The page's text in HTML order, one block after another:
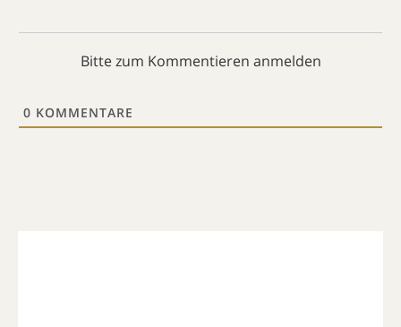
Bitte zum Kommentieren anmelden
0 KOMMENTARE